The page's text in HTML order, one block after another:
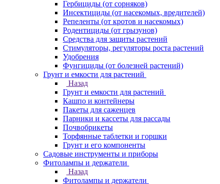
Гербициды (от сорняков)
Инсектициды (от насекомых, вредителей)
Репеленты (от кротов и насекомых)
Родентициды (от грызунов)
Средства для защиты растений
Стимуляторы, регуляторы роста растений
Удобрения
Фунгициды (от болезней растений)
Грунт и емкости для растений
Назад
Грунт и емкости для растений
Кашпо и контейнеры
Пакеты для саженцев
Парники и кассеты для рассады
Почвобрикеты
Торфянные таблетки и горшки
Грунт и его компоненты
Садовые инструменты и приборы
Фитолампы и держатели
Назад
Фитолампы и держатели